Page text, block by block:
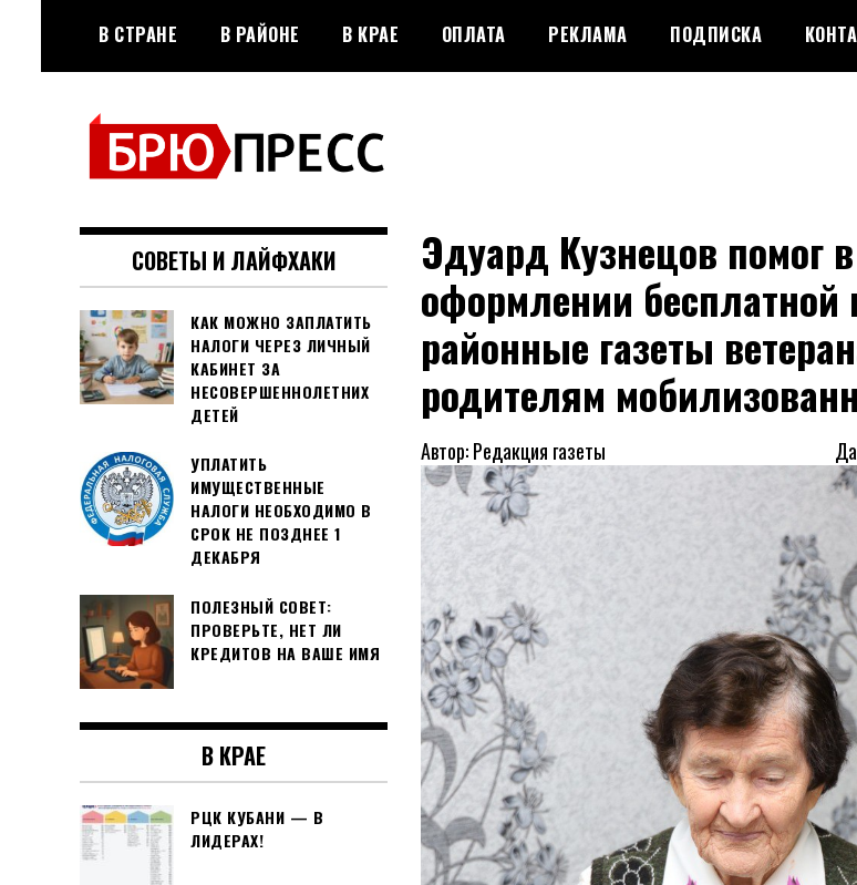
содержимому
В СТРАНЕ В РАЙОНЕ В КРАЕ ОПЛАТА РЕКЛАМА ПОДПИСКА
БРЮПРЕСС
Официальный сайт газеты
"Брюховецкие новости"
Эдуард Кузнецов помог в
оформлении бесплатной
районные газеты
родителям
Автор: Редакция газеты
СОВЕТЫ И ЛАЙФХАКИ
КАК МОЖНО ЗАПЛАТИТЬ
НАЛОГИ ЧЕРЕЗ ЛИЧНЫЙ
КАБИНЕТ ЗА
НЕСОВЕРШЕННОЛЕТНИХ
ДЕТЕЙ
УПЛАТИТЬ
ИМУЩЕСТВЕННЫЕ
НАЛОГИ НЕОБХОДИМО В
СРОК НЕ ПОЗДНЕЕ 1
ДЕКАБРЯ
ПОЛЕЗНЫЙ СОВЕТ:
ПРОВЕРЬТЕ, НЕТ ЛИ
КРЕДИТОВ НА ВАШЕ ИМЯ
В КРАЕ
РЦК КУБАНИ — В
ЛИДЕРАХ!